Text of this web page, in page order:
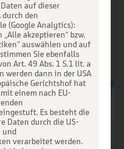
auf dieser
durch den
(Google Analytics):
akzeptieren“ bzw.
auswählen und auf
Sie ebenfalls
Art. 49 Abs. 1 S.1 lit. a
werden dann in der USA
Gerichtshof hat
einem nach EU-
Es besteht die
Daten durch die US-
und
verarbeitet werden.